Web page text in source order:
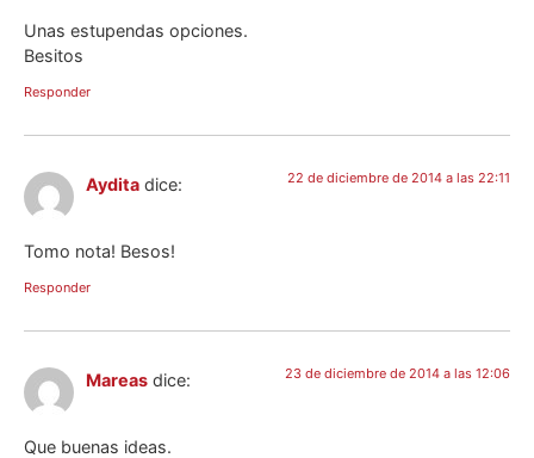
Unas estupendas opciones.
Besitos
Responder
Aydita dice: 22 de diciembre de 2014 a las 22:11
Tomo nota! Besos!
Responder
Mareas dice: 23 de diciembre de 2014 a las 12:06
Que buenas ideas.